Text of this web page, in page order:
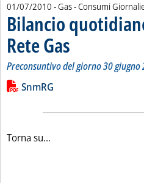
01/07/2010 - Gas - Consumi
Bilancio
Rete Gas . Sottotitolo:
. Pubblicata giovedì 01
Preconsuntivo del giorno 30 giugno
Leggi tutta la notizia: 'Bilancio
Lista allegati PDF alla
SnmRG
Torna su...